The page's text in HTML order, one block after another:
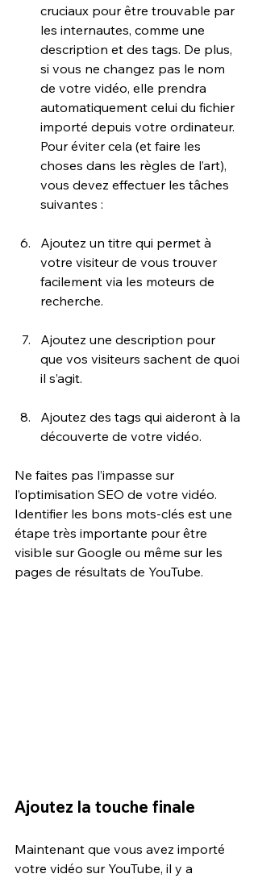
cruciaux pour être trouvable par
les internautes, comme une
description et des tags. De plus,
si vous ne changez pas le nom
de votre vidéo, elle prendra
automatiquement celui du fichier
importé depuis votre ordinateur.
Pour éviter cela (et faire les
choses dans les règles de l’art),
vous devez effectuer les tâches
suivantes :
Ajoutez un titre qui permet à
votre visiteur de vous trouver
facilement via les moteurs de
recherche.
Ajoutez une description pour
que vos visiteurs sachent de quoi
il s’agit.
Ajoutez des tags qui aideront à la
découverte de votre vidéo.
Ne faites pas l’impasse sur
l’optimisation SEO de votre vidéo.
Identifier les bons mots-clés est une
étape très importante pour être
visible sur Google ou même sur les
pages de résultats de YouTube.
Ajoutez la touche finale
Maintenant que vous avez importé
votre vidéo sur YouTube, il y a